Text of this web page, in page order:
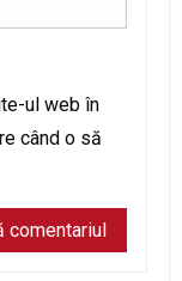
ul web în
când o să